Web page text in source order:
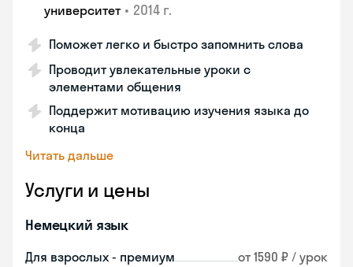
университет • 2014 г.
Поможет легко и быстро запомнить слова
Проводит увлекательные уроки с
элементами общения
Поддержит мотивацию изучения языка до
конца
Читать дальше
Услуги и цены
Немецкий язык
Для взрослых - премиум от 1590 ₽ / урок